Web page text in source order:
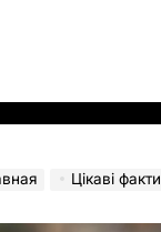
Цікаві факти